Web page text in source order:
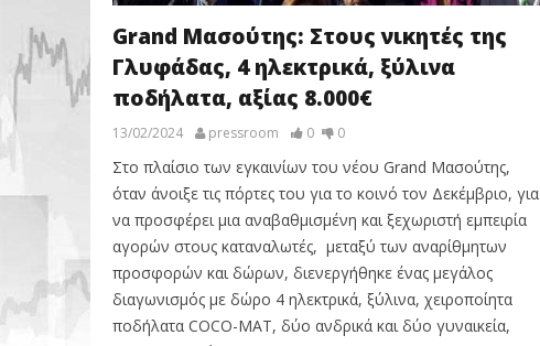
Grand Μασούτης: Στους νικητές της
Γλυφάδας, 4 ηλεκτρικά, ξύλινα
ποδήλατα, αξίας 8.000€
13/02/2024 pressroom 0 0
Στο πλαίσιο των εγκαινίων του νέου Grand Μασούτης,
όταν άνοιξε τις πόρτες του για το κοινό τον Δεκέμβριο, για
να προσφέρει μια αναβαθμισμένη και ξεχωριστή εμπειρία
αγορών στους καταναλωτές, μεταξύ των αναρίθμητων
προσφορών και δώρων, διενεργήθηκε ένας μεγάλος
διαγωνισμός με δώρο 4 ηλεκτρικά, ξύλινα, χειροποίητα
ποδήλατα COCO-MAT, δύο ανδρικά και δύο γυναικεία,